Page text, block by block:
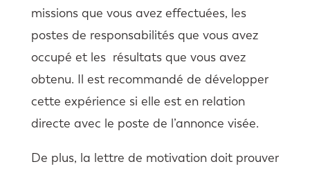
missions que vous avez effectuées, les
postes de responsabilités que vous avez
occupé et les résultats que vous avez
obtenu. Il est recommandé de développer
cette expérience si elle est en relation
directe avec le poste de l’annonce visée.
De plus, la lettre de motivation doit prouver